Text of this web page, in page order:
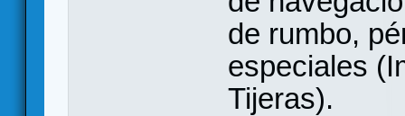
de rumbo,
especiales
Tijeras).